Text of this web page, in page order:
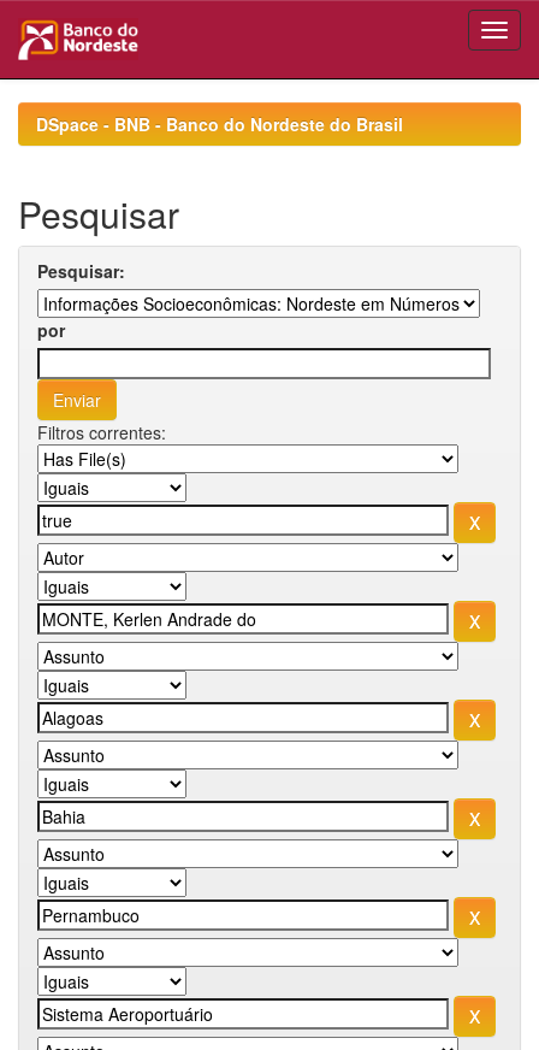
navigationDSpace - BNB - Banco do Nordeste do Brasil
Pesquisar
Pesquisar:
por
Filtros correntes: